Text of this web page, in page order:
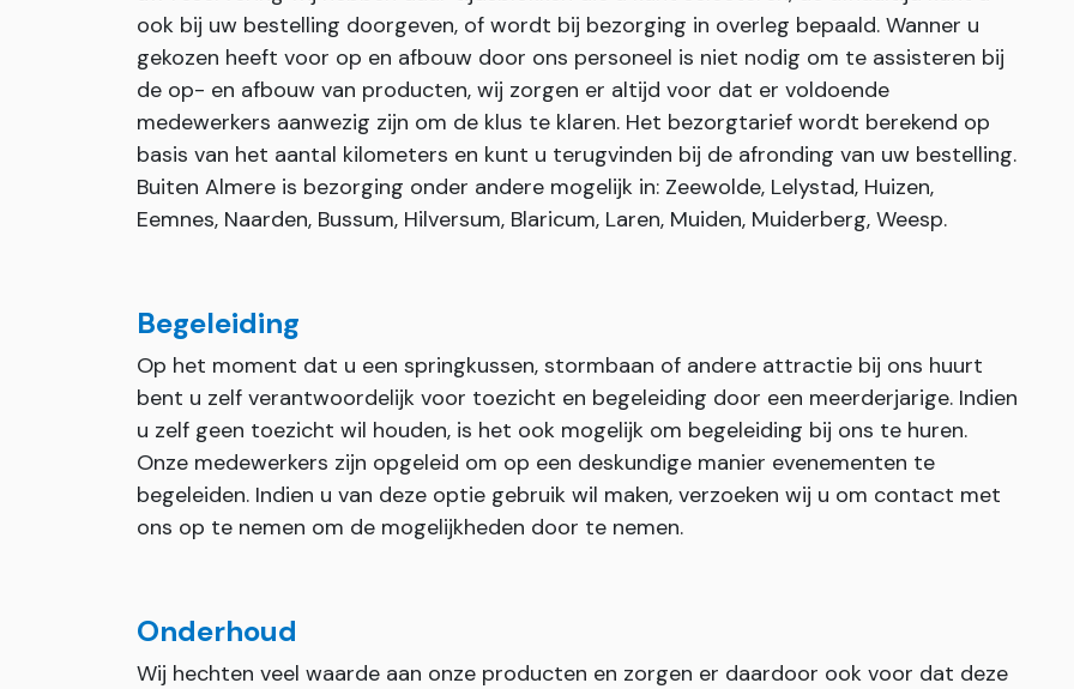
ook bij uw bestelling doorgeven, of wordt bij bezorging in overleg bepaald. Wanner u
gekozen heeft voor op en afbouw door ons personeel is niet nodig om te assisteren bij
de op- en afbouw van producten, wij zorgen er altijd voor dat er voldoende
medewerkers aanwezig zijn om de klus te klaren. Het bezorgtarief wordt berekend op
basis van het aantal kilometers en kunt u terugvinden bij de afronding van uw bestelling.
Buiten Almere is bezorging onder andere mogelijk in: Zeewolde, Lelystad, Huizen,
Eemnes, Naarden, Bussum, Hilversum, Blaricum, Laren, Muiden, Muiderberg, Weesp.
Begeleiding
Op het moment dat u een springkussen, stormbaan of andere attractie bij ons huurt
bent u zelf verantwoordelijk voor toezicht en begeleiding door een meerderjarige. Indien
u zelf geen toezicht wil houden, is het ook mogelijk om begeleiding bij ons te huren.
Onze medewerkers zijn opgeleid om op een deskundige manier evenementen te
begeleiden. Indien u van deze optie gebruik wil maken, verzoeken wij u om contact met
ons op te nemen om de mogelijkheden door te nemen.
Onderhoud
Wij hechten veel waarde aan onze producten en zorgen er daardoor ook voor dat deze